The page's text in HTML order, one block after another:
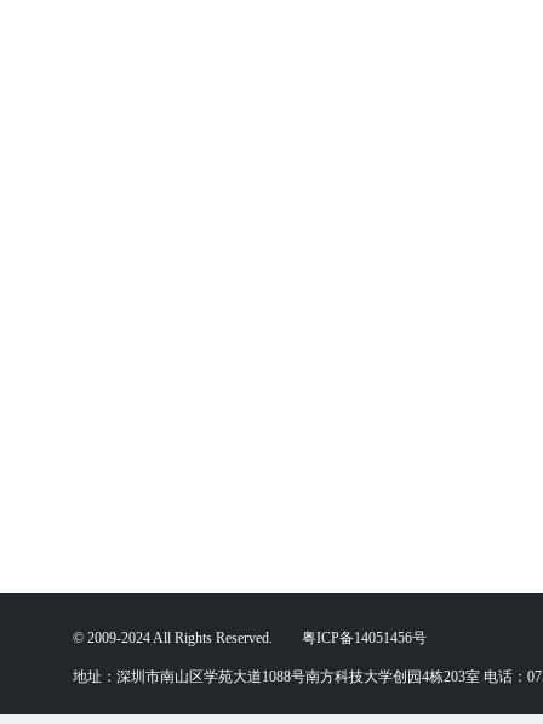
© 2009-2024 All Rights Reserved. 粤ICP备14051456号
地址：深圳市南山区学苑大道1088号南方科技大学创园4栋203室 电话：